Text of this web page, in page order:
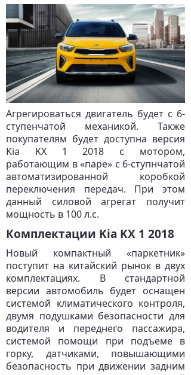
Агрегироваться двигатель будет с 6-
ступенчатой механикой. Также
покупателям будет доступна версия
Kia KX 1 2018 с мотором,
работающим в «паре» с 6-ступнчатой
автоматизированной коробкой
переключения передач. При этом
данный силовой агрегат получит
мощность в 100 л.с.
Комплектации Kia KX 1 2018
Новый компактный «паркетник»
поступит на китайский рынок в двух
комплектациях. В стандартной
версии автомобиль будет оснащен
системой климатического контроля,
двумя подушками безопасности для
водителя и переднего пассажира,
системой помощи при подъеме в
горку, датчиками, повышающими
безопасность при движении задним